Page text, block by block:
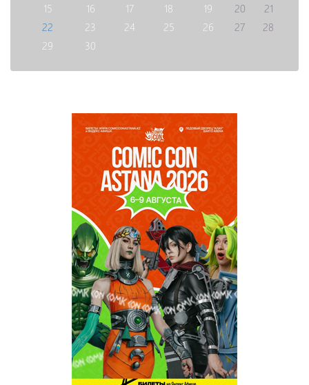
15
16 17 18 19 20
21
22
23 24 25 26 27
28
29
30